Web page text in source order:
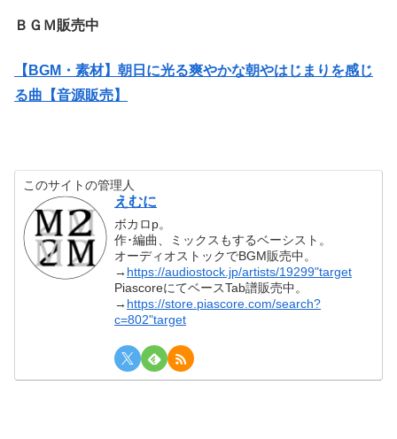
ＢＧＭ販売中
【BGM・素材】朝日に光る爽やかな朝やはじまりを感じ
る曲【音源販売】
このサイトの管理人
えむに
ボカロp。
作･編曲、ミックスもするベーシスト。
オーディオストックでBGM販売中。
→ https://audiostock.jp/artists/19299"target
PiascoreにてベースTab譜販売中。
→ https://store.piascore.com/search?
c=802"target